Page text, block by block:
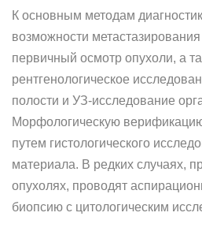
К основным методам
возможности
первичный осмотр опухоли, а
рентгенологическое
полости и УЗ-исследование
Морфологическую
путем гистологического
материала. В редких случаях,
опухолях, проводят
биопсию с цитологическим